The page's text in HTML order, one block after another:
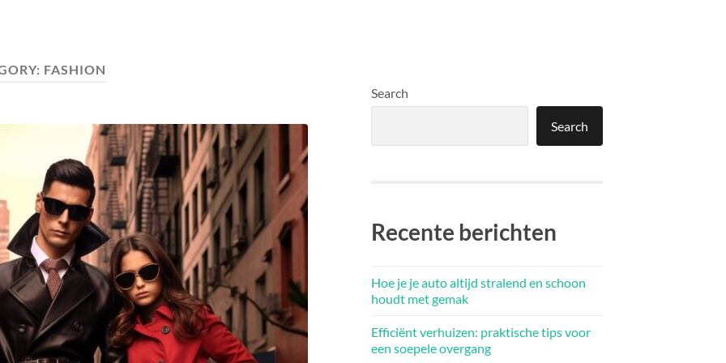
FASHION
Search
Search
Recente berichten
Hoe je je auto altijd stralend en schoon
houdt met gemak
Efficiënt verhuizen: praktische tips voor
een soepele overgang